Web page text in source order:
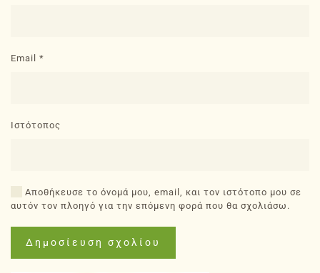
Email *
Ιστότοπος
Αποθήκευσε το όνομά μου, email, και τον ιστότοπο μου σε
αυτόν τον πλοηγό για την επόμενη φορά που θα σχολιάσω.
Δημοσίευση σχολίου